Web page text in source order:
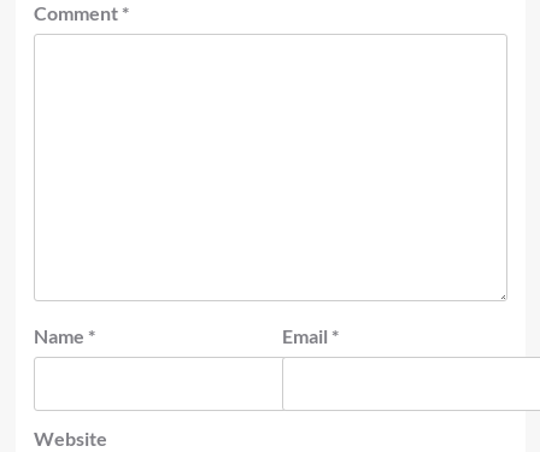
Comment *
Name * Email *
Website